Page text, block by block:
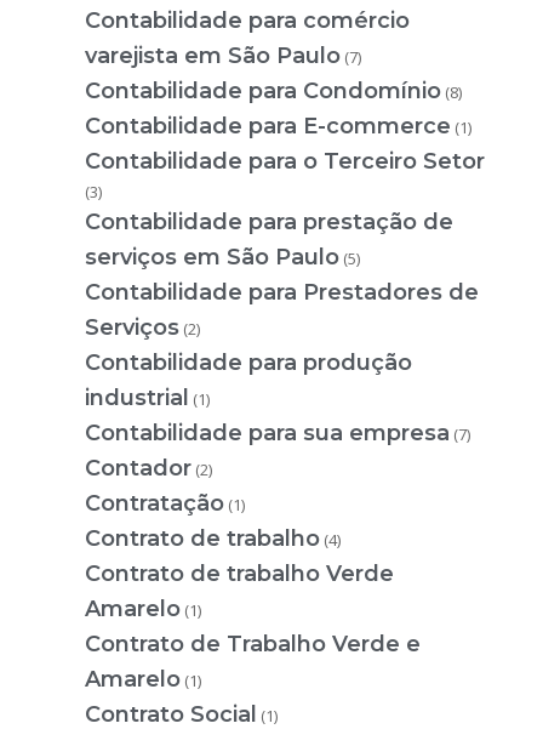
Contabilidade para comércio
varejista em São Paulo (7)
Contabilidade para Condomínio (8)
Contabilidade para E-commerce (1)
Contabilidade para o Terceiro Setor
(3)
Contabilidade para prestação de
serviços em São Paulo (5)
Contabilidade para Prestadores de
Serviços (2)
Contabilidade para produção
industrial (1)
Contabilidade para sua empresa (7)
Contador (2)
Contratação (1)
Contrato de trabalho (4)
Contrato de trabalho Verde
Amarelo (1)
Contrato de Trabalho Verde e
Amarelo (1)
Contrato Social (1)